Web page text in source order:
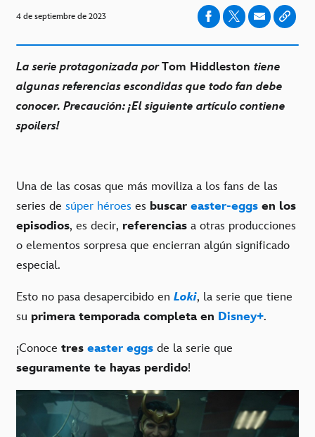
4 de septiembre de 2023
La serie protagonizada porTom Hiddleston tiene
algunas referencias escondidas que todo fan debe
conocer. Precaución: ¡El siguiente artículo contiene
spoilers!
Una de las cosas que más moviliza a los fans de las
series de súper héroes es buscar easter-eggs en los
episodios, es decir, referencias a otras producciones
o elementos sorpresa que encierran algún significado
especial.
Esto no pasa desapercibido en Loki, la serie que tiene
su primera temporada completa en Disney+.
¡Conoce tres easter eggs de la serie que
seguramente te hayas perdido!